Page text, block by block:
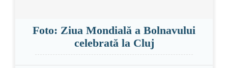
Foto: Ziua Mondială a Bolnavului
celebrată la Cluj